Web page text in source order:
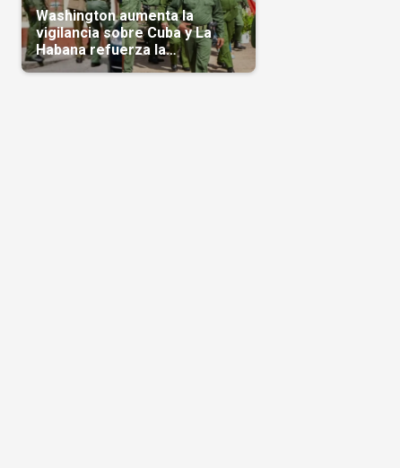
Washington aumenta la
vigilancia sobre Cuba y La
Habana refuerza la
protección de Raúl Castro y